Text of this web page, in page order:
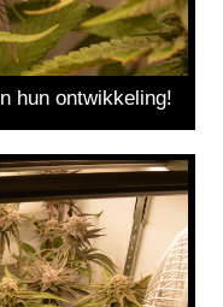
hun ontwikkeling!